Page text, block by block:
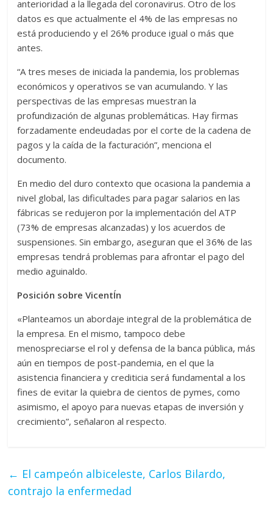
anterioridad a la llegada del coronavirus. Otro de los
datos es que actualmente el 4% de las empresas no
está produciendo y el 26% produce igual o más que
antes.
“A tres meses de iniciada la pandemia, los problemas
económicos y operativos se van acumulando. Y las
perspectivas de las empresas muestran la
profundización de algunas problemáticas. Hay firmas
forzadamente endeudadas por el corte de la cadena de
pagos y la caída de la facturación”, menciona el
documento.
En medio del duro contexto que ocasiona la pandemia a
nivel global, las dificultades para pagar salarios en las
fábricas se redujeron por la implementación del ATP
(73% de empresas alcanzadas) y los acuerdos de
suspensiones. Sin embargo, aseguran que el 36% de las
empresas tendrá problemas para afrontar el pago del
medio aguinaldo.
Posición sobre VicentÍn
«Planteamos un abordaje integral de la problemática de
la empresa. En el mismo, tampoco debe
menospreciarse el rol y defensa de la banca pública, más
aún en tiempos de post-pandemia, en el que la
asistencia financiera y crediticia será fundamental a los
fines de evitar la quiebra de cientos de pymes, como
asimismo, el apoyo para nuevas etapas de inversión y
crecimiento”, señalaron al respecto.
← El campeón albiceleste, Carlos Bilardo,
contrajo la enfermedad